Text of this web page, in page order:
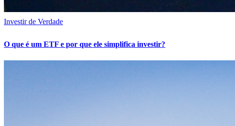
Investir de Verdade
O que é um ETF e por que ele simplifica investir?